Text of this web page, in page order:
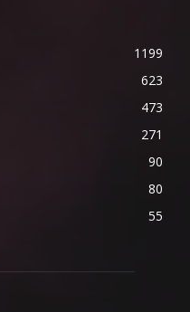
1199
623
473
271
90
80
55